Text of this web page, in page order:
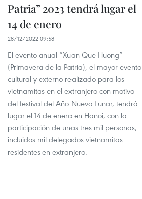
Patria” 2023 tendrá lugar el
14 de enero
28/12/2022 09:58
El evento anual “Xuan Que Huong”
(Primavera de la Patria), el mayor evento
cultural y externo realizado para los
vietnamitas en el extranjero con motivo
del festival del Año Nuevo Lunar, tendrá
lugar el 14 de enero en Hanoi, con la
participación de unas tres mil personas,
incluidos mil delegados vietnamitas
residentes en extranjero.